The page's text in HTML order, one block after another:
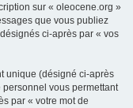
sur « oleocene.org »
que vous publiez
ci-après par « vos
unique (désigné ci-après
personnel vous permettant
par « votre mot de